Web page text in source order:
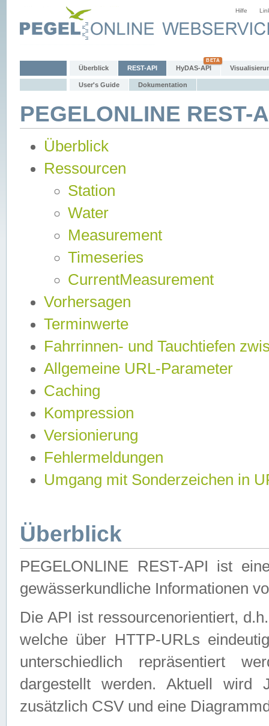
Hilfe
Überblick REST-API HyDAS-API
User's Guide Dokumentation
PEGELONLINE
Überblick
Ressourcen
Station
Water
Measurement
Timeseries
CurrentMeasurement
Vorhersagen
Terminwerte
Fahrrinnen- und Tauchtiefen
Allgemeine URL-Parameter
Caching
Kompression
Versionierung
Fehlermeldungen
Umgang mit Sonderzeichen in
Überblick
PEGELONLINE REST-API ist
gewässerkundliche Informationen
Die API ist ressourcenorientiert,
welche über HTTP-URLs
unterschiedlich repräsentiert
dargestellt werden. Aktuell wird
zusätzlich CSV und eine